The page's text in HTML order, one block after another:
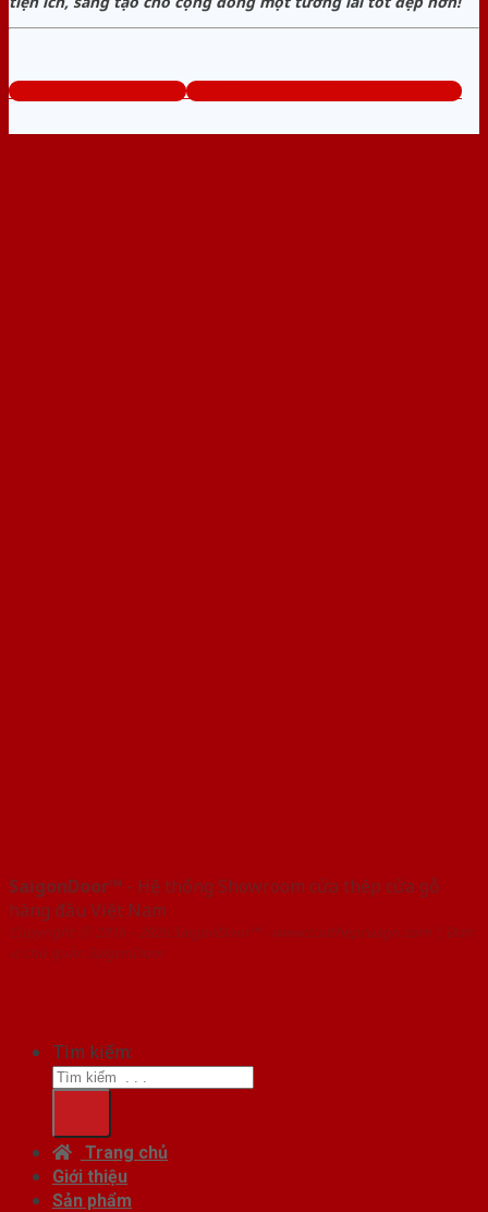
www.cuathepcuago.com Tổng đài tư vấn miễn phí: 0824.400.400
SaigonDoor™ - Hệ thống Showroom cửa thép cửa gỗ
hàng đầu Việt Nam
Copyright ⓒ 2016 – 2026 SaigonDoor™ - www.cuathepcuago.com | Đơn
vị chủ quản SaigonDoor
Tìm kiếm:
Trang chủ
Giới thiệu
Sản phẩm